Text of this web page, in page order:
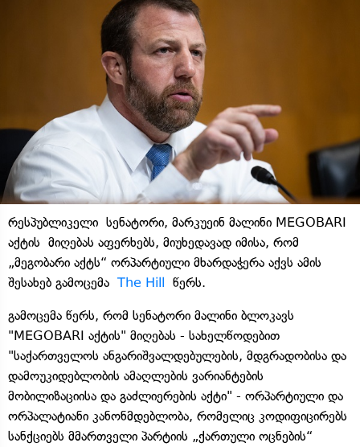
რესპუბლიკელი სენატორი, მარკუეინ მალინი MEGOBARI
აქტის მიღებას აფერხებს, მიუხედავად იმისა, რომ
„მეგობარი აქტს“ ორპარტიული მხარდაჭერა აქვს ამის
შესახებ გამოცემა The Hill წერს.
გამოცემა წერს, რომ სენატორი მალინი ბლოკავს
"MEGOBARI აქტის" მიღებას - სახელწოდებით
"საქართველოს ანგარიშვალდებულების, მდგრადობისა და
დამოუკიდებლობის ამაღლების ვარიანტების
მობილიზაციისა და გაძლიერების აქტი" - ორპარტიული და
ორპალატიანი კანონმდებლობა, რომელიც კოდიფიცირებს
სანქციებს მმართველი პარტიის „ქართული ოცნების“